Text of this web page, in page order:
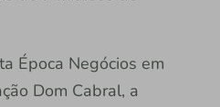
Época Negócios em
Dom Cabral, a